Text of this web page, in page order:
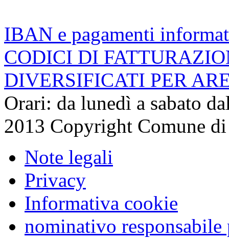
IBAN e pagamenti
CODICI DI
DIVERSIFICATI PER
Orari: da lunedì a sabato
2013 Copyright Comune
Note legali
Privacy
Informativa cookie
nominativo